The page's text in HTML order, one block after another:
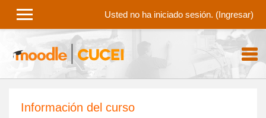
Usted no ha iniciado sesión. (Ingresar)
Información del curso